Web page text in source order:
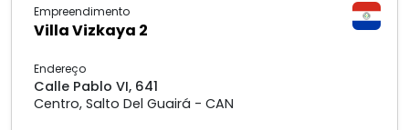
Empreendimento
Villa Vizkaya 2
Endereço
Calle Pablo VI, 641
Centro, Salto Del Guairá - CAN